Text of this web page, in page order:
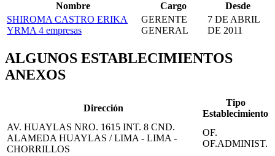
Nombre Cargo
Desde
SHIROMA CASTRO ERIKA
YRMA 4 empresas
GERENTE
GENERAL
7 DE ABRIL
DE 2011
ALGUNOS ESTABLECIMIENTOS
ANEXOS
Dirección
Tipo
Establecimiento
AV. HUAYLAS NRO. 1615 INT. 8 CND.
ALAMEDA HUAYLAS / LIMA - LIMA -
CHORRILLOS
OF.
OF.ADMINIST.